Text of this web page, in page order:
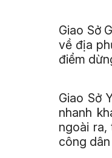
Giao Sở
về địa
điểm
Giao Sở
nhanh
ngoài
công